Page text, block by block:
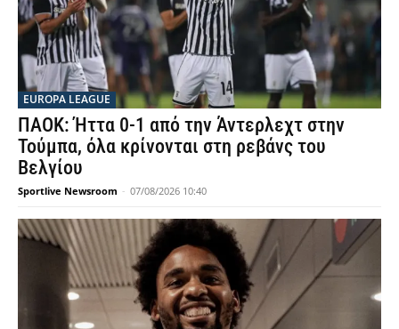
EUROPA LEAGUE
ΠΑΟΚ: Ήττα 0-1 από την Άντερλεχτ στην
Τούμπα, όλα κρίνονται στη ρεβάνς του
Βελγίου
Sportlive Newsroom - 07/08/2026 10:40